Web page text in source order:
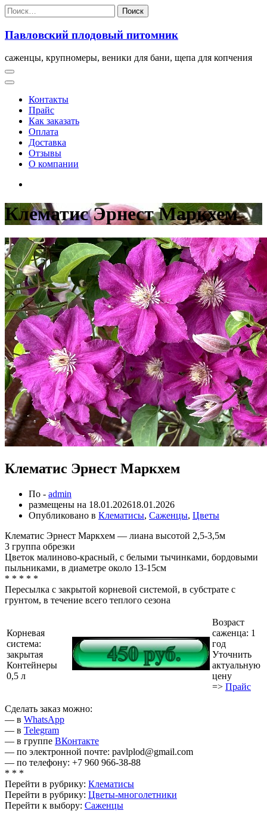
Перейти
к
содержимому
Найти:
Павловский плодовый питомник
саженцы, крупномеры, веники для бани, щепа для копчения
Контакты
Прайс
Как заказать
Оплата
Доставка
Отзывы
О компании
Клематис Эрнест Маркхем
Клематис Эрнест Маркхем
По - admin
размещены на 18.01.202618.01.2026
Опубликовано в Клематисы, Саженцы, Цветы
Клематис Эрнест Маркхем — лиана высотой 2,5-3,5м
3 группа обрезки
Цветок малиново-красный, с белыми тычинками, бордовыми
пыльниками, в диаметре около 13-15см
* * * * *
Пересылка с закрытой корневой системой, в субстрате с
грунтом, в течение всего теплого сезона
Корневая
система:
закрытая
Контейнеры
0,5 л
Возраст
саженца: 1
год
Уточнить
актуальную
цену
=> Прайс
Сделать заказ можно:
— в WhatsApp
— в Telegram
— в группе ВКонтакте
— по электронной почте: pavlplod@gmail.com
— по телефону: +7 960 966-38-88
* * *
Перейти в рубрику: Клематисы
Перейти в рубрику: Цветы-многолетники
Перейти к выбору: Саженцы